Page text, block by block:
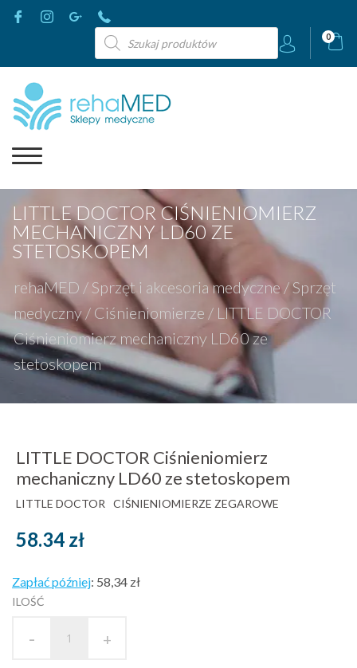
Wyszukiwarka
produktów
0
LITTLE DOCTOR CIŚNIENIOMIERZ
MECHANICZNY LD60 ZE
STETOSKOPEM
rehaMED / Sprzęt i akcesoria medyczne /Sprzęt
medyczny / Ciśnieniomierze / LITTLE DOCTOR
Ciśnieniomierz mechaniczny LD60 ze
stetoskopem
LITTLE DOCTOR Ciśnieniomierz
mechaniczny LD60 ze stetoskopem
LITTLE DOCTOR CIŚNIENIOMIERZE ZEGAROWE
58.34 zł
Zapłać później: 58,34 zł
ILOŚĆ
- +